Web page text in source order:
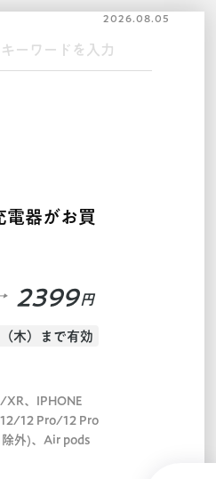
2026.08.05
電器がお買
2399 円
木）まで有効
、IPHONE
12 Pro/12 Pro
外)、Air pods